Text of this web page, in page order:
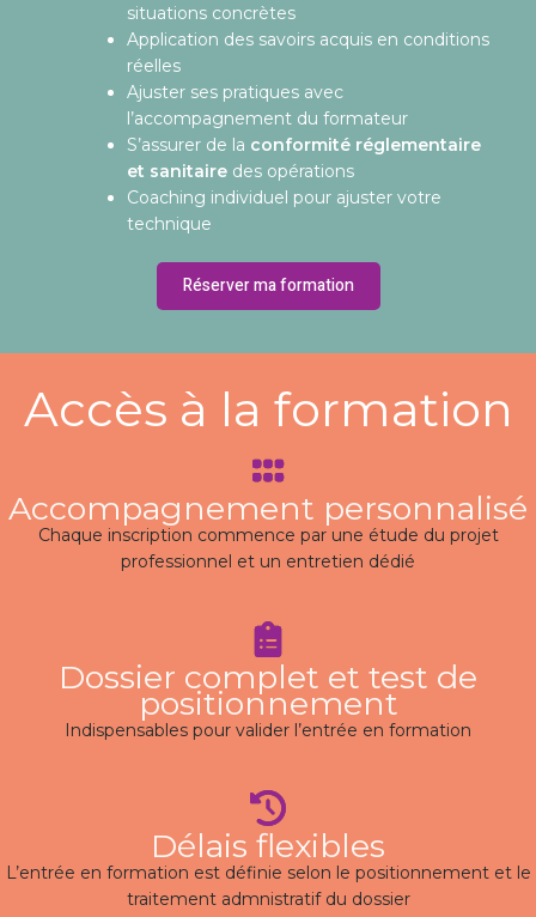
situations concrètes
Application des savoirs acquis en conditions
réelles
Ajuster ses pratiques avec
l’accompagnement du formateur
S’assurer de la conformité réglementaire
et sanitaire des opérations
Coaching individuel pour ajuster votre
technique
Réserver ma formation
Accès à la formation
Accompagnement personnalisé
Chaque inscription commence par une étude du projet
professionnel et un entretien dédié
Dossier complet et test de
positionnement
Indispensables pour valider l’entrée en formation
Délais flexibles
L’entrée en formation est définie selon le positionnement et le
traitement admnistratif du dossier